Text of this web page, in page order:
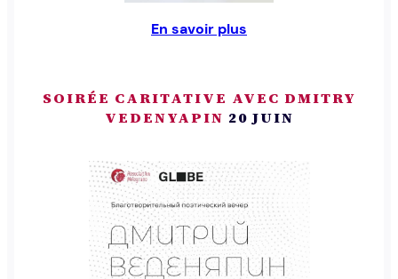
En savoir plus
SOIRÉE CARITATIVE AVEC DMITRY
VEDENYAPIN 20 JUIN